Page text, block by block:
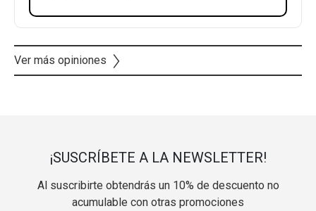
Ver más opiniones
¡SUSCRÍBETE A LA NEWSLETTER!
Al suscribirte obtendrás un 10% de descuento no
acumulable con otras promociones